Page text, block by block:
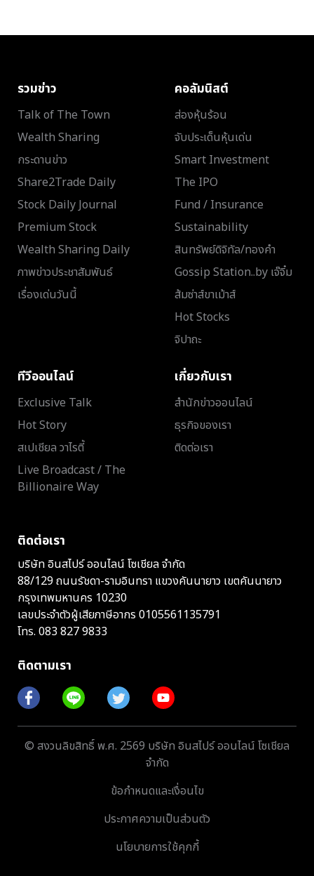
รวมข่าว
Talk of The Town
Wealth Sharing
กระดานข่าว
Share2Trade Daily
Stock Daily Journal
Premium Stock
Wealth Sharing Daily
ภาพข่าวประชาสัมพันธ์
เรื่องเด่นวันนี้
คอลัมนิสต์
ส่องหุ้นร้อน
จับประเด็นหุ้นเด่น
Smart Investment
The IPO
Fund / Insurance
Sustainability
สินทรัพย์ดิจิทัล/ทองคำ
Gossip Station..by เจ๊จิ๋ม
ส้มซ่าส์ขาเม้าส์
Hot Stocks
จิปาถะ
ทีวีออนไลน์
Exclusive Talk
Hot Story
สเปเชียล วาไรตี้
Live Broadcast / The
Billionaire Way
เกี่ยวกับเรา
สำนักข่าวออนไลน์
ธุรกิจของเรา
ติดต่อเรา
ติดต่อเรา
บริษัท อินสไปร์ ออนไลน์ โซเชียล จำกัด
88/129 ถนนรัชดา-รามอินทรา แขวงคันนายาว เขตคันนายาว
กรุงเทพมหานคร 10230
เลขประจำตัวผู้เสียภาษีอากร 0105561135791
โทร. 083 827 9833
ติดตามเรา
© สงวนลิขสิทธิ์ พ.ศ. 2569 บริษัท อินสไปร์ ออนไลน์ โซเชียล
จำกัด
ข้อกำหนดและเงื่อนไข
ประกาศความเป็นส่วนตัว
นโยบายการใช้คุกกี้